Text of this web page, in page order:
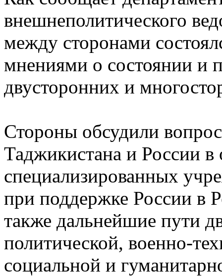
внешнеполитического
между сторонами
мнениями о состоянии и
двусторонних и
Стороны обсудили
Таджикистана и России в
специализированных
при поддержке России в
также дальнейшие пути
политической, военно-
социальной и